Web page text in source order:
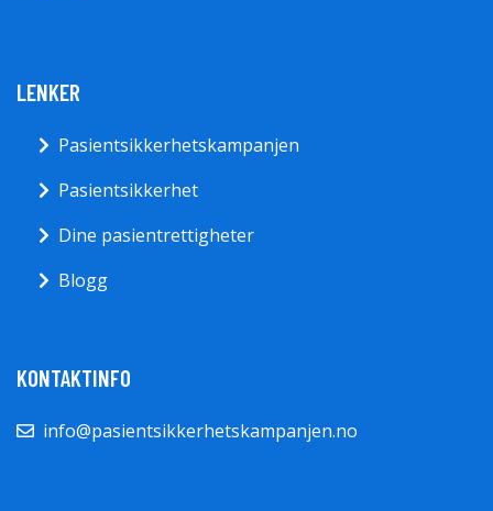
LENKER
Pasientsikkerhetskampanjen
Pasientsikkerhet
Dine pasientrettigheter
Blogg
KONTAKTINFO
info@pasientsikkerhetskampanjen.no